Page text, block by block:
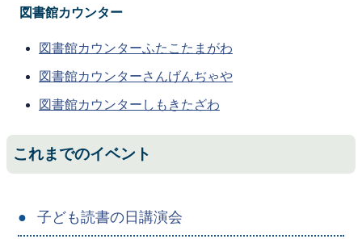
図書館カウンター
図書館カウンターふたこたまがわ
図書館カウンターさんげんぢゃや
図書館カウンターしもきたざわ
これまでのイベント
子ども読書の日講演会